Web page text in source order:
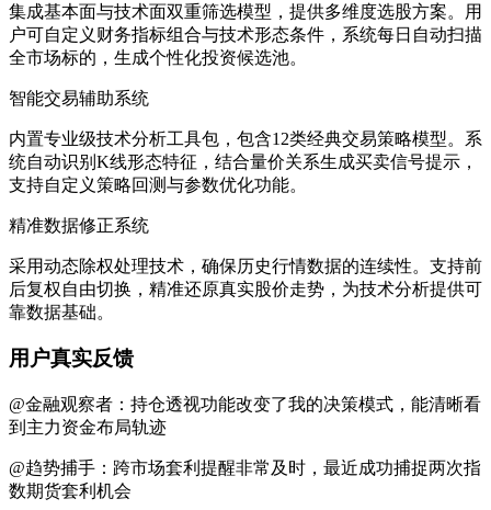
集成基本面与技术面双重筛选模型，提供多维度选股方案。用
户可自定义财务指标组合与技术形态条件，系统每日自动扫描
全市场标的，生成个性化投资候选池。
智能交易辅助系统
内置专业级技术分析工具包，包含12类经典交易策略模型。系
统自动识别K线形态特征，结合量价关系生成买卖信号提示，
支持自定义策略回测与参数优化功能。
精准数据修正系统
采用动态除权处理技术，确保历史行情数据的连续性。支持前
后复权自由切换，精准还原真实股价走势，为技术分析提供可
靠数据基础。
用户真实反馈
@金融观察者：持仓透视功能改变了我的决策模式，能清晰看
到主力资金布局轨迹
@趋势捕手：跨市场套利提醒非常及时，最近成功捕捉两次指
数期货套利机会